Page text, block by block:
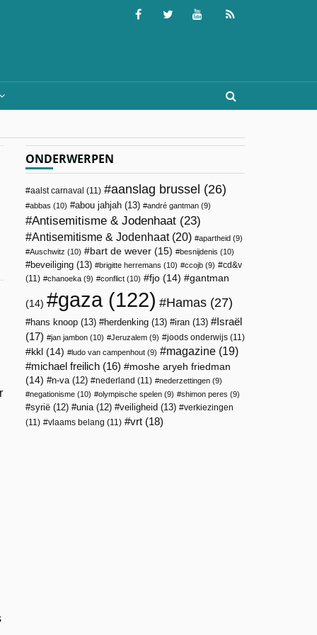
ONDERWERPEN
aalst carnaval (11) aanslag brussel (26)
abbas (10) abou jahjah (13) andré gantman (9)
Antisemitisme & Jodenhaat (23)
Antisemitisme & Jodenhaat(20) apartheid (9)
Auschwitz (10) bart de wever (15) besnijdenis (10)
beveiliging (13) brigitte herremans (10) ccojb (9)
cd&v
(11)
chanoeka (9) conflict (10) fjo (14) gantman
(14) gaza(122) Hamas (27)
hans knoop (13) herdenking (13) iran (13)
Israël
(17)
jan jambon (10) Jeruzalem (9) joods onderwijs (11)
kkl (14) ludo van campenhout (9) magazine (19)
michael freilich (16)
moshe aryeh friedman
(14)
n-va(12) nederland (11) nederzettingen (9)
negationisme (10) olympische spelen (9) shimon peres (9)
syrië (12) unia(12) veiligheid (13)
verkiezingen
(11)
vlaams belang (11) vrt (18)